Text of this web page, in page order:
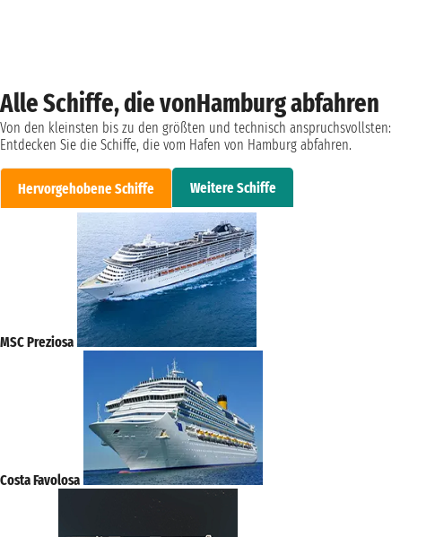
Alle Schiffe, die vonHamburg abfahren
Von den kleinsten bis zu den größten und technisch anspruchsvollsten:
Entdecken Sie die Schiffe, die vom Hafen von Hamburg abfahren.
Hervorgehobene Schiffe Weitere Schiffe
MSC Preziosa
Costa Favolosa